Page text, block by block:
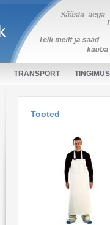
TRANSPORT
Tooted